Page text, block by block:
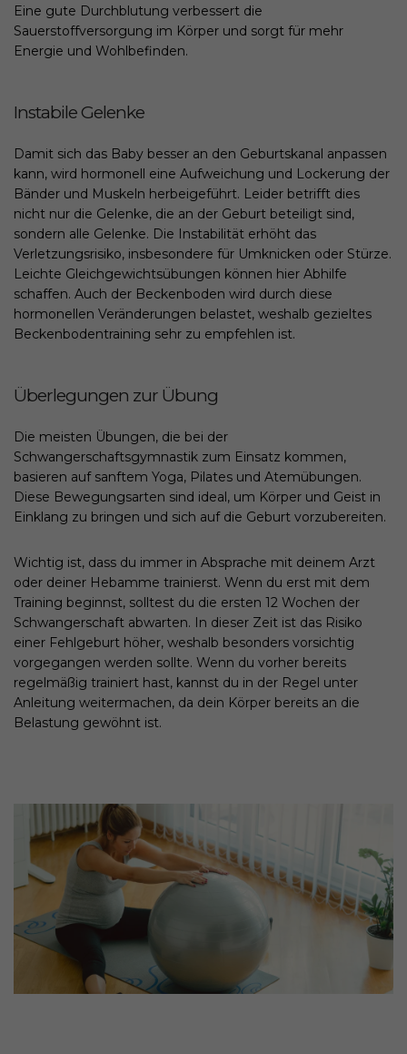
Eine gute Durchblutung verbessert die
Sauerstoffversorgung im Körper und sorgt für mehr
Energie und Wohlbefinden.
Instabile Gelenke
Damit sich das Baby besser an den Geburtskanal anpassen
kann, wird hormonell eine Aufweichung und Lockerung der
Bänder und Muskeln herbeigeführt. Leider betrifft dies
nicht nur die Gelenke, die an der Geburt beteiligt sind,
sondern alle Gelenke. Die Instabilität erhöht das
Verletzungsrisiko, insbesondere für Umknicken oder Stürze.
Leichte Gleichgewichtsübungen können hier Abhilfe
schaffen. Auch der Beckenboden wird durch diese
hormonellen Veränderungen belastet, weshalb gezieltes
Beckenbodentraining sehr zu empfehlen ist.
Überlegungen zur Übung
Die meisten Übungen, die bei der
Schwangerschaftsgymnastik zum Einsatz kommen,
basieren auf sanftem Yoga, Pilates und Atemübungen.
Diese Bewegungsarten sind ideal, um Körper und Geist in
Einklang zu bringen und sich auf die Geburt vorzubereiten.
Wichtig ist, dass du immer in Absprache mit deinem Arzt
oder deiner Hebamme trainierst. Wenn du erst mit dem
Training beginnst, solltest du die ersten 12 Wochen der
Schwangerschaft abwarten. In dieser Zeit ist das Risiko
einer Fehlgeburt höher, weshalb besonders vorsichtig
vorgegangen werden sollte. Wenn du vorher bereits
regelmäßig trainiert hast, kannst du in der Regel unter
Anleitung weitermachen, da dein Körper bereits an die
Belastung gewöhnt ist.